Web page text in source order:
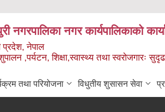
नगरपालिका नगर कार्यपालिकाको
प्रदेश, नेपाल
,पर्यटन, शिक्षा,स्वास्थ्य तथा स्वरोजगारः
तथा परियोजना विधुतीय शुसासन सेवा